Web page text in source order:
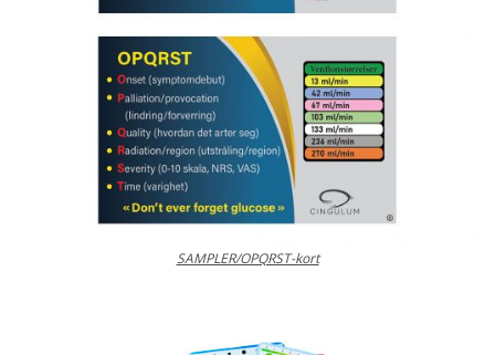
SAMPLER/OPQRST-kort